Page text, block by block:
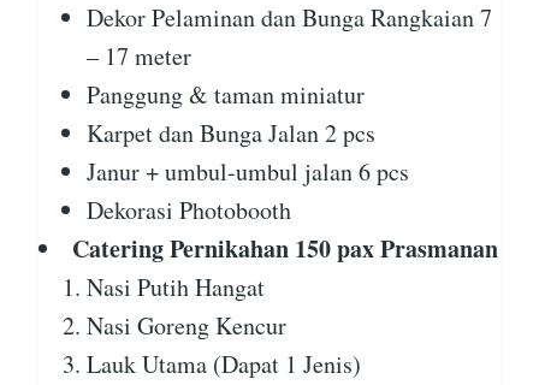
Dekor Pelaminan dan Bunga Rangkaian 7
– 17 meter
Panggung & taman miniatur
Karpet dan Bunga Jalan 2 pcs
Janur + umbul-umbul jalan 6 pcs
Dekorasi Photobooth
Catering Pernikahan 150 pax Prasmanan
Nasi Putih Hangat
Nasi Goreng Kencur
Lauk Utama (Dapat 1 Jenis)